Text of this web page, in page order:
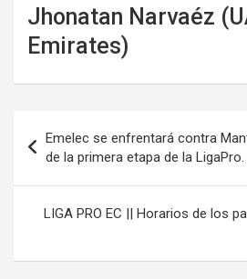
Jhonatan Narvaéz
Emirates)
de
entradas
Emelec se enfrentará contra
de la primera etapa de la LigaPro.
LIGA PRO EC || Horarios de los